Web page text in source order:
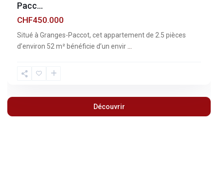
Pacc...
CHF450.000
Situé à Granges-Paccot, cet appartement de 2.5 pièces
d’environ 52 m² bénéficie d’un envir
Découvrir